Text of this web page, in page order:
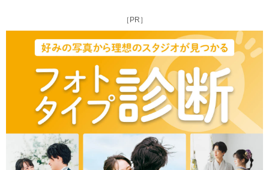
［PR］